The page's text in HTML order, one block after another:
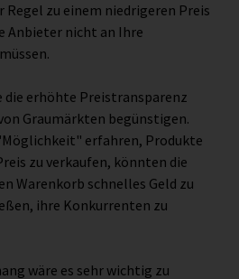
Regel zu einem niedrigeren Preis
Anbieter nicht an Ihre
die erhöhte Preistransparenz
Graumärkten begünstigen.
erfahren, Produkte
zu verkaufen, könnten die
Warenkorb schnelles Geld zu
ihre Konkurrenten zu
wäre es sehr wichtig zu